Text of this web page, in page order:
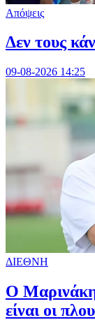
Απόψεις
Δεν τους
09-08-2026 14:25
ΔΙΕΘΝΗ
Ο
είναι οι